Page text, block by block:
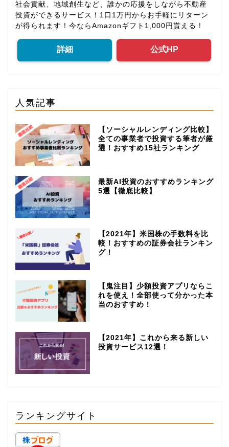
社会貢献、地域創生など、誰かの応援をしながら不動産
投資ができるサービス！1口1万円からお手軽にリターン
が得られます！今ならAmazonギフト1,000円貰える！
詳細 公式HP
人気記事
【ソーシャルレンディング比較】
全ての事業者で投資する筆者が厳
選！おすすめ15社ランキング
最新AI投資のおすすめランキング
5選【徹底比較】
【2021年】米国株の手数料を比
較！おすすめの証券会社ランキン
グ！
【鬼注目】少額投資アプリならこ
れを使え！全部使って分かった本
当のおすすめ！
【2021年】これから来る新しい
投資サービス12選！
ランキングサイト